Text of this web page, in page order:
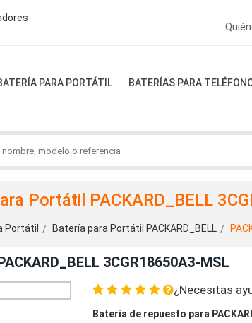
PARA PORTÁTIL BATERÍAS PARA
Portátil PACKARD_BELL
Portátil Batería para Portátil PACKARD_BELL
3CGR18650A3-MSL
¿Necesitas
Batería de repuesto para